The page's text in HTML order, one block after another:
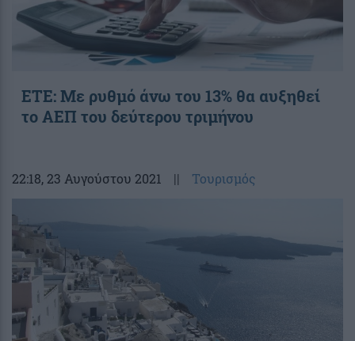
ΕΤΕ: Με ρυθμό άνω του 13% θα αυξηθεί
το ΑΕΠ του δεύτερου τριμήνου
22:18, 23 Αυγούστου 2021 || Τουρισμός